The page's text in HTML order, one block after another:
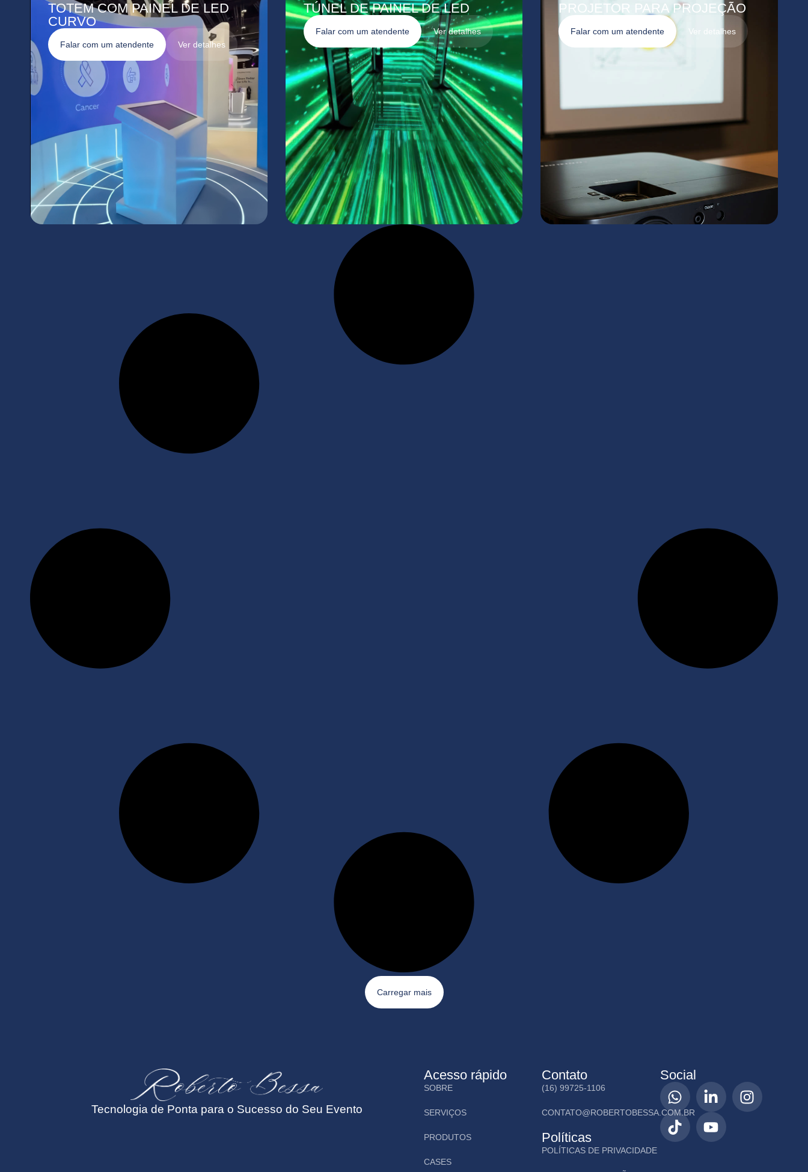
TOTEM COM PAINEL DE LED
CURVO
Falar com um atendente Ver detalhes
TÚNEL DE PAINEL DE LED
Falar com um atendente Ver detalhes
PROJETOR PARA PROJEÇÃO
Falar com um atendente Ver detalhes
Carregar mais
Tecnologia de Ponta para o Sucesso do Seu Evento
Acesso rápido
SOBRE
SERVIÇOS
PRODUTOS
CASES
Contato
(16) 99725-1106
CONTATO@ROBERTOBESSA.COM.BR
Políticas
POLÍTICAS DE PRIVACIDADE
Social